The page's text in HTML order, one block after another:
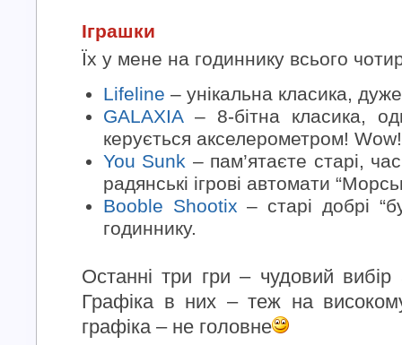
Іграшки
Їх у мене на годиннику всього
Lifeline – унікальна класика,
GALAXIA– 8-бітна класика,
керується акселерометром! Wow!
You Sunk – пам’ятаєте старі,
радянські ігрові автомати
Booble Shootix – старі добрі
годиннику.
Останні три гри – чудовий
Графіка в них – теж на
графіка – не головне